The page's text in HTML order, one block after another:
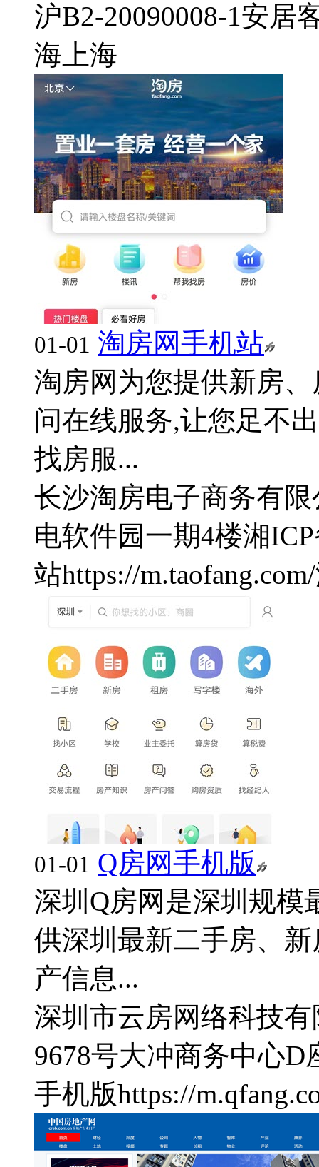
沪B2-20090008-1安居
海 上海
01-01 淘房网手机站
淘房网为您提供新房
问在线服务,让您足不
找房服...
长沙淘房电子商务有限
电软件园一期4楼湘
站https://m.taofang.com/
01-01 Q房网手机版
深圳Q房网是深圳规模
供深圳最新二手房、
产信息...
深圳市云房网络科技
9678号大冲商务中心D
手机版https://